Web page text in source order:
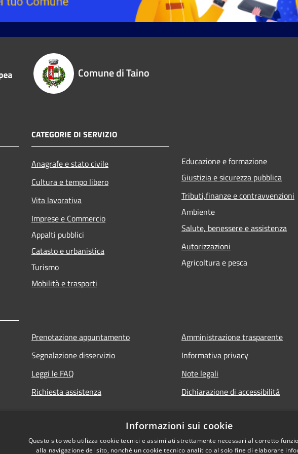
Comune di Taino
CATEGORIE DI SERVIZIO
Anagrafe e stato civile
Cultura e tempo libero
Vita lavorativa
Imprese e Commercio
Appalti pubblici
Catasto e urbanistica
Turismo
Mobilità e trasporti
Educazione e formazione
Giustizia e sicurezza pubblica
Tributi,finanze e contravvenzioni
Ambiente
Salute, benessere e assistenza
Autorizzazioni
Agricoltura e pesca
Prenotazione appuntamento
Segnalazione disservizio
Leggi le FAQ
Richiesta assistenza
Amministrazione trasparente
Informativa privacy
Note legali
Dichiarazione di accessibilità
Informazioni sui cookie
Questo sito web utilizza cookie tecnici e assimilati strettamente necessari al corretto
alla navigazione del sito, nonché un cookie tecnico analitico al solo fine di elaborare